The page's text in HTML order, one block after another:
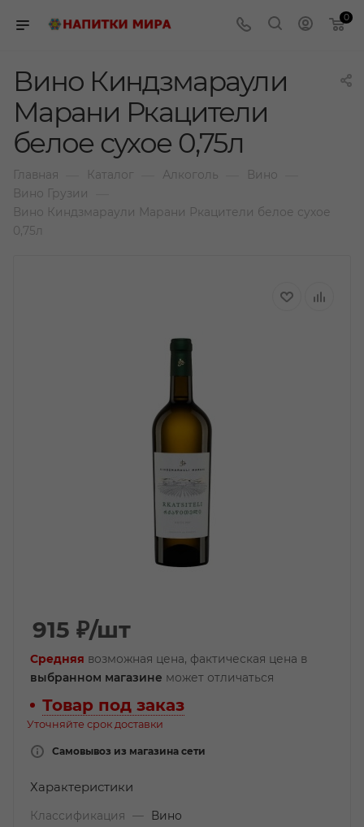
0
Вино Киндзмараули
Марани Ркацители
белое сухое 0,75л
Главная Каталог Алкоголь Вино
Вино Грузии
Вино Киндзмараули Марани Ркацители белое сухое
0,75л
915 ₽/шт
Средняя возможная цена, фактическая цена в
выбранном магазине может отличаться
Товар под заказ
Уточняйте срок доставки
Самовывоз из магазина сети
Характеристики
Классификация —
Вино